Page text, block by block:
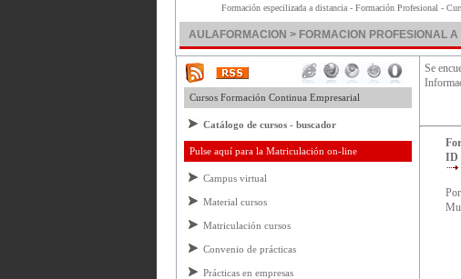
Formación especilizada a distancia - Formación Profesional -
AULAFORMACION > FORMACION PROFESIONAL A
Cursos Formación Continua Empresarial
Catálogo de cursos - buscador
Pulse aquí para la Matriculación on-line
Campus virtual
Material cursos
Matriculación cursos
Convenio de prácticas
Prácticas en empresas
Se
ID